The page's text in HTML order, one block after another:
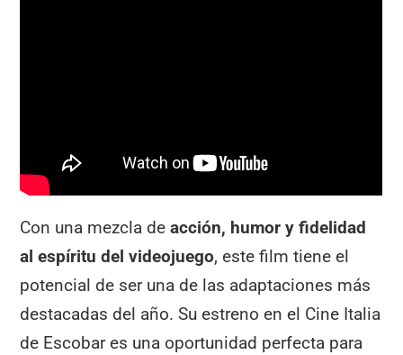
Con una mezcla deacción, humor y fidelidad
al espíritu del videojuego, este film tiene el
potencial de ser una de las adaptaciones más
destacadas del año. Su estreno en el Cine Italia
de Escobar es una oportunidad perfecta para